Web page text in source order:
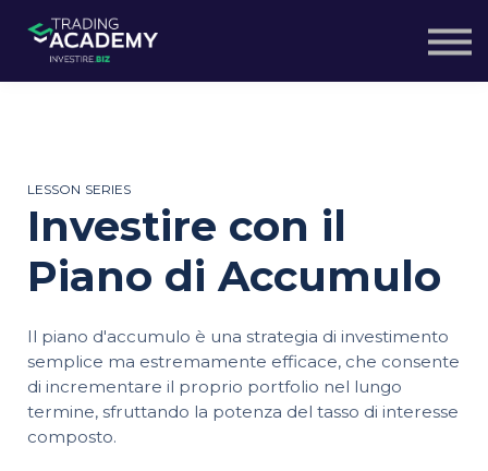
Pacchetto Corsi
LESSON SERIES
Investire con il
Piano di Accumulo
Il piano d'accumulo è una strategia di investimento
semplice ma estremamente efficace, che consente
di incrementare il proprio portfolio nel lungo
termine, sfruttando la potenza del tasso di interesse
composto.